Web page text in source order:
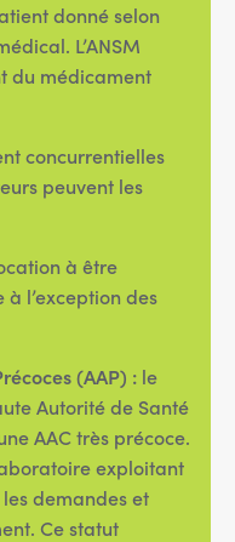
donné selon
L’ANSM
du médicament
concurrentielles
peuvent les
à être
l’exception des
(AAP) : le
Autorité de Santé
AAC très précoce.
exploitant
demandes et
Ce statut